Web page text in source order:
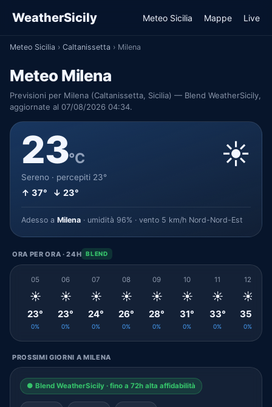
WeatherSicily Meteo Sicilia Mappe Live
Meteo Sicilia › Caltanissetta › Milena
Meteo Milena
Previsioni per Milena (Caltanissetta, Sicilia) — Blend WeatherSicily,
aggiornate al 07/08/2026 04:34.
23°C
Sereno · percepiti 23°
↑ 37° ↓ 23°
☀️
Adesso a Milena · umidità 96% · vento 5 km/h Nord-Nord-Est
ORA PER ORA · 24H BLEND
05
☀️
23°
0%
06
☀️
23°
0%
07
☀️
24°
0%
08
☀️
26°
0%
09
☀️
28°
0%
10
☀️
31°
0%
11
☀️
33°
0%
12
☀️
35°
0%
PROSSIMI GIORNI A MILENA
● Blend WeatherSicily · fino a 72h alta affidabilità